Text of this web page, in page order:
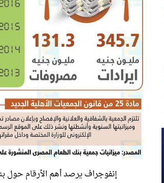
إنفوجراف يرصد أهم الأرقام حول